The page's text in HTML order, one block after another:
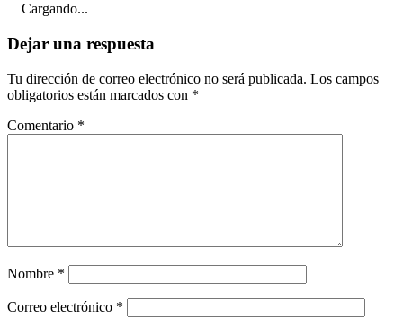
Cargando...
Dejar una respuesta
Tu dirección de correo electrónico no será publicada. Los campos
obligatorios están marcados con *
Comentario *
Nombre *
Correo electrónico *